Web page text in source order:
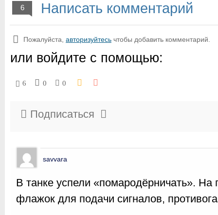
6 Написать комментарий
Пожалуйста, авторизуйтесь чтобы добавить комментарий.
или войдите с помощью:
6 0 0
Подписаться
savvara
В танке успели «помародёрничать». На
флажок для подачи сигналов,